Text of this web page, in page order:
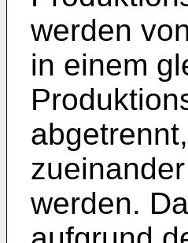
werden
in einem
werden.